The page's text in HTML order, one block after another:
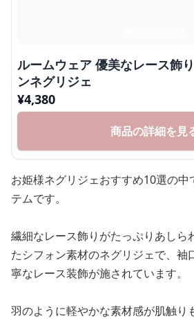
ルームウェア 優美なレース飾
ンネグリジェ
¥4,380
商品の詳細を見
お姫様ネグリジェおすすめ10選の中
テムです。
繊細なレース飾りがたっぷりあしら
たシフォン素材のネグリジェで、袖
寧なレース装飾が施されています。
羽のように軽やかな素材感が肌触り